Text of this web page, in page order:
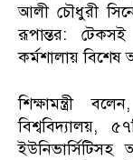
আলী চৌধুরী
রূপান্তর:
কর্মশালায় বিশেষ
শিক্ষামন্ত্রী
বিশ্ববিদ্যালয়,
ইউনিভার্সিটিসহ